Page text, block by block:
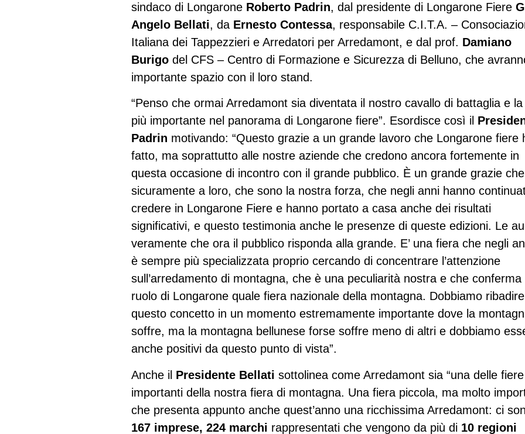
sindaco di Longarone Roberto Padrin, dal presidente di Longarone Fiere
Angelo Bellati, da Ernesto Contessa, responsabile C.I.T.A. –
Italiana dei Tappezzieri e Arredatori per Arredamont, e dal prof. Damiano
Burigo del CFS – Centro di Formazione e Sicurezza di Belluno, che
importante spazio con il loro stand.
“Penso che ormai Arredamont sia diventata il nostro cavallo di battaglia e
più importante nel panorama di Longarone fiere”. Esordisce così il
Padrin motivando: “Questo grazie a un grande lavoro che Longarone fiere
fatto, ma soprattutto alle nostre aziende che credono ancora fortemente in
questa occasione di incontro con il grande pubblico. È un grande grazie
sicuramente a loro, che sono la nostra forza, che negli anni hanno
credere in Longarone Fiere e hanno portato a casa anche dei risultati
significativi, e questo testimonia anche le presenze di queste edizioni. Le
veramente che ora il pubblico risponda alla grande. E’ una fiera che negli
è sempre più specializzata proprio cercando di concentrare l’attenzione
sull’arredamento di montagna, che è una peculiarità nostra e che conferma
ruolo di Longarone quale fiera nazionale della montagna. Dobbiamo ribadire
questo concetto in un momento estremamente importante dove la
soffre, ma la montagna bellunese forse soffre meno di altri e dobbiamo
anche positivi da questo punto di vista”.
Anche il Presidente Bellati sottolinea come Arredamont sia “una delle
importanti della nostra fiera di montagna. Una fiera piccola, ma molto
che presenta appunto anche quest’anno una ricchissima Arredamont: ci
167 imprese, 224 marchi rappresentati che vengono da più di 10 regioni